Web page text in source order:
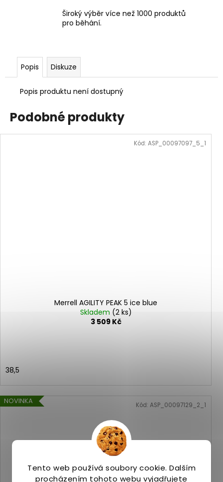
Tento web používá soubory cookie. Dalším
procházením tohoto webu vyjadřujete
Široký výběr více než 1000 produktů
pro běhání.
Popis Diskuze
Popis produktu není dostupný
Podobné produkty
Merrell AGILITY PEAK 5 ice blue
Skladem (2 ks)
3 509 Kč
38,5
Kód: ASP_00097097_5_1
NOVINKA Kód: ASP_00097129_2_1